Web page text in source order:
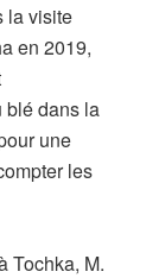
la visite
en 2019,
blé dans la
une
les
Tochka, M.